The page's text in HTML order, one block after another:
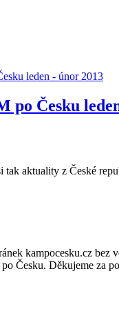
leden - únor 2013
po Česku
tak aktuality z České
kampocesku.cz bez
Česku. Děkujeme za